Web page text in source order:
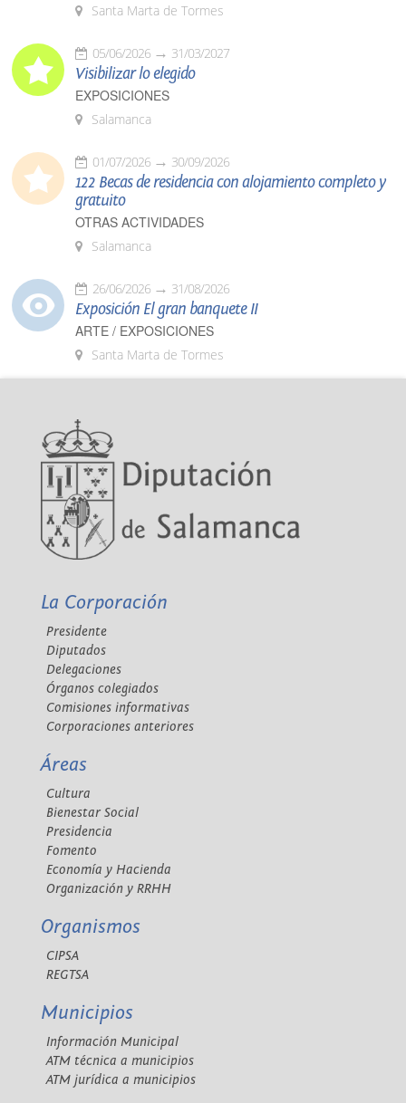
Santa Marta de Tormes
05/06/2026 31/03/2027
Visibilizar lo elegido
EXPOSICIONES
Salamanca
01/07/2026 30/09/2026
122 Becas de residencia con alojamiento completo y
gratuito
OTRAS ACTIVIDADES
Salamanca
26/06/2026 31/08/2026
Exposición El gran banquete II
ARTE / EXPOSICIONES
Santa Marta de Tormes
La Corporación
Presidente
Diputados
Delegaciones
Órganos colegiados
Comisiones informativas
Corporaciones anteriores
Áreas
Cultura
Bienestar Social
Presidencia
Fomento
Economía y Hacienda
Organización y RRHH
Organismos
CIPSA
REGTSA
Municipios
Información Municipal
ATM técnica a municipios
ATM jurídica a municipios